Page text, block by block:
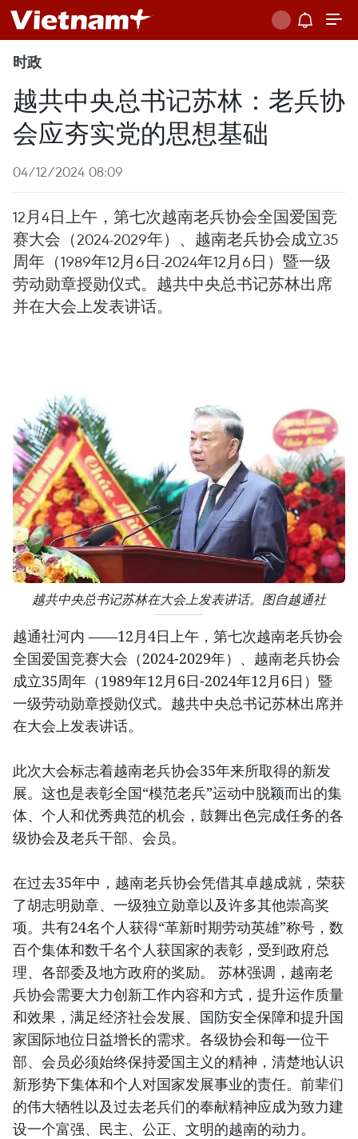
时政
越共中央总书记苏林：老兵协
会应夯实党的思想基础
04/12/2024 08:09
12月4日上午，第七次越南老兵协会全国爱国竞
赛大会（2024-2029年）、越南老兵协会成立35
周年（1989年12月6日-2024年12月6日）暨一级
劳动勋章授勋仪式。越共中央总书记苏林出席
并在大会上发表讲话。
越共中央总书记苏林在大会上发表讲话。图自越通社
越通社河内 ——12月4日上午，第七次越南老兵协会
全国爱国竞赛大会（2024-2029年）、越南老兵协会
成立35周年（1989年12月6日-2024年12月6日）暨
一级劳动勋章授勋仪式。越共中央总书记苏林出席并
在大会上发表讲话。
此次大会标志着越南老兵协会35年来所取得的新发
展。这也是表彰全国“模范老兵”运动中脱颖而出的集
体、个人和优秀典范的机会，鼓舞出色完成任务的各
级协会及老兵干部、会员。
在过去35年中，越南老兵协会凭借其卓越成就，荣获
了胡志明勋章、一级独立勋章以及许多其他崇高奖
项。共有24名个人获得“革新时期劳动英雄”称号，数
百个集体和数千名个人获国家的表彰，受到政府总
理、各部委及地方政府的奖励。 苏林强调，越南老
兵协会需要大力创新工作内容和方式，提升运作质量
和效果，满足经济社会发展、国防安全保障和提升国
家国际地位日益增长的需求。各级协会和每一位干
部、会员必须始终保持爱国主义的精神，清楚地认识
新形势下集体和个人对国家发展事业的责任。前辈们
的伟大牺牲以及过去老兵们的奉献精神应成为致力建
设一个富强、民主、公正、文明的越南的动力。